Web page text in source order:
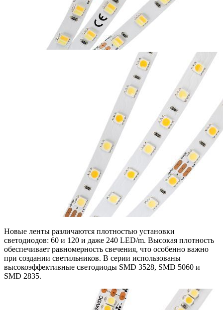
Новые ленты различаются плотностью установки
светодиодов: 60 и 120 и даже 240 LED/m. Высокая плотность
обеспечивает равномерность свечения, что особенно важно
при создании светильников. В серии использованы
высокоэффективные светодиоды SMD 3528, SMD 5060 и
SMD 2835.